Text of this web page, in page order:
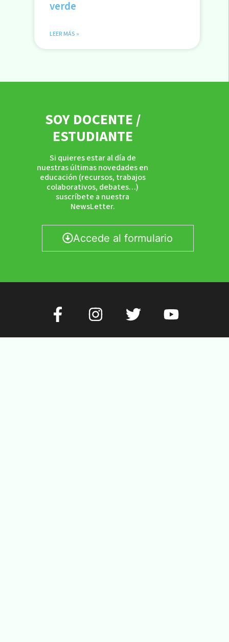
verde
LEER MÁS »
SOY DOCENTE /
ESTUDIANTE
Si quieres estar al día de
nuestras últimas novedades en
educación (recursos, trabajos
colaborativos, debates…)
suscríbete a nuestra
NewsLetter.
Accede al formulario